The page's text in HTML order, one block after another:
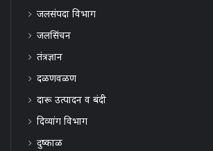
जलसंपदा विभाग
जलसिंचन
तंत्रज्ञान
दळणवळण
दारू उत्पादन व बंदी
दिव्यांग विभाग
दुष्काळ